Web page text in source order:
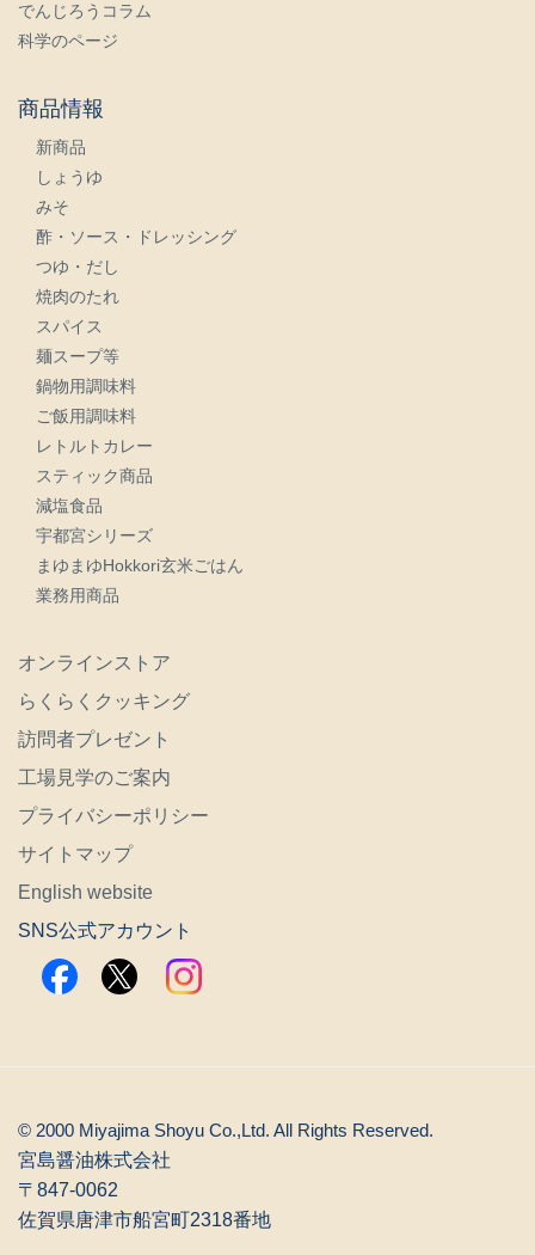
でんじろうコラム
科学のページ
商品情報
新商品
しょうゆ
みそ
酢・ソース・ドレッシング
つゆ・だし
焼肉のたれ
スパイス
麺スープ等
鍋物用調味料
ご飯用調味料
レトルトカレー
スティック商品
減塩食品
宇都宮シリーズ
まゆまゆHokkori玄米ごはん
業務用商品
オンラインストア
らくらくクッキング
訪問者プレゼント
工場見学のご案内
プライバシーポリシー
サイトマップ
English website
SNS公式アカウント
© 2000 Miyajima Shoyu Co.,Ltd. All Rights Reserved.
宮島醤油株式会社
〒847-0062
佐賀県唐津市船宮町2318番地